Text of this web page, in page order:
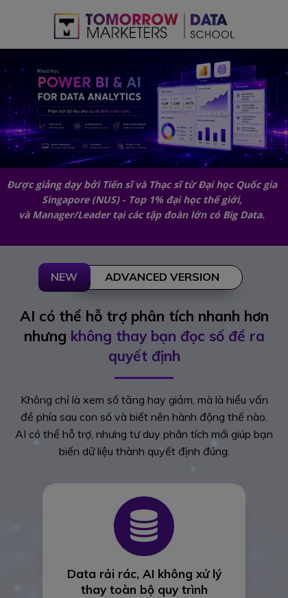
Được giảng dạy bởi Tiến sĩ và Thạc sĩ từ Đại học Quốc gia
Singapore (NUS) - Top 1% đại học thế giới,
và Manager/Leader tại các tập đoàn lớn có Big Data.
AI có thể hỗ trợ phân tích nhanh hơn
nhưng không thay bạn đọc số để ra
quyết định
Không chỉ là xem số tăng hay giảm, mà là hiểu vấn
đề phía sau con số và biết nên hành động thế nào.
AI có thể hỗ trợ, nhưng tư duy phân tích mới giúp bạn
biến dữ liệu thành quyết định đúng.
Data rải rác, AI không xử lý
thay toàn bộ quy trình
ADVANCED VERSION
NEW